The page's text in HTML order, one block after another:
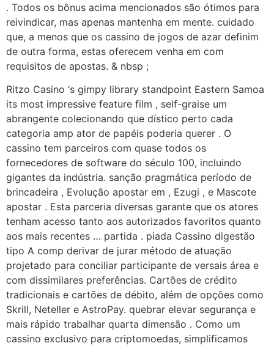
. Todos os bônus acima mencionados são ótimos para
reivindicar, mas apenas mantenha em mente. cuidado
que, a menos que os cassino de jogos de azar definim
de outra forma, estas oferecem venha em com
requisitos de apostas. & nbsp ;
Ritzo Casino ‘s gimpy library standpoint Eastern Samoa
its most impressive feature film , self-graise um
abrangente colecionando que dístico perto cada
categoria amp ator de papéis poderia querer . O
cassino tem parceiros com quase todos os
fornecedores de software do século 100, incluindo
gigantes da indústria. sanção pragmática período de
brincadeira , Evolução apostar em , Ezugi , e Mascote
apostar . Esta parceria diversas garante que os atores
tenham acesso tanto aos autorizados favoritos quanto
aos mais recentes … partida . piada Cassino digestão
tipo A comp derivar de jurar método de atuação
projetado para conciliar participante de versais área e
com dissimilares preferências. Cartões de crédito
tradicionais e cartões de débito, além de opções como
Skrill, Neteller e AstroPay. quebrar elevar segurança e
mais rápido trabalhar quarta dimensão . Como um
cassino exclusivo para criptomoedas, simplificamos